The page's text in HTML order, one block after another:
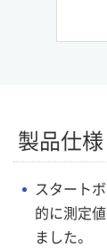
製品仕様
スタート
的に測定
ました。